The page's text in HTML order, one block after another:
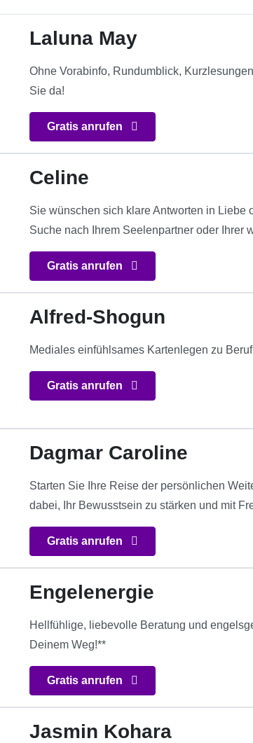
Laluna May
Ohne Vorabinfo, Rundumblick,
Sie da!
Gratis anrufen
Celine
Sie wünschen sich klare Antworten in Liebe
Suche nach Ihrem Seelenpartner oder Ihrer
Gratis anrufen
Alfred-Shogun
Mediales einfühlsames Kartenlegen zu
Gratis anrufen
Dagmar Caroline
Starten Sie Ihre Reise der persönlichen
dabei, Ihr Bewusstsein zu stärken und mit
Gratis anrufen
Engelenergie
Hellfühlige, liebevolle Beratung und
Deinem Weg!**
Gratis anrufen
Jasmin Kohara